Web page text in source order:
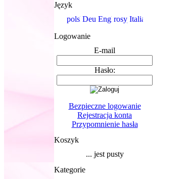
Język
Logowanie
E-mail
Hasło:
Bezpieczne logowanie
Rejestracja konta
Przypomnienie hasła
Koszyk
... jest pusty
Kategorie